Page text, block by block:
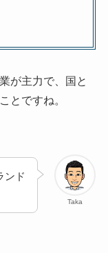
が主力で、国と
とですね。
Taka
ンド